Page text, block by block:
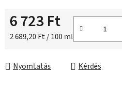
6 723 Ft
Egységár:
2 689,20 Ft / 100 ml
Nyomtatás Kérdés